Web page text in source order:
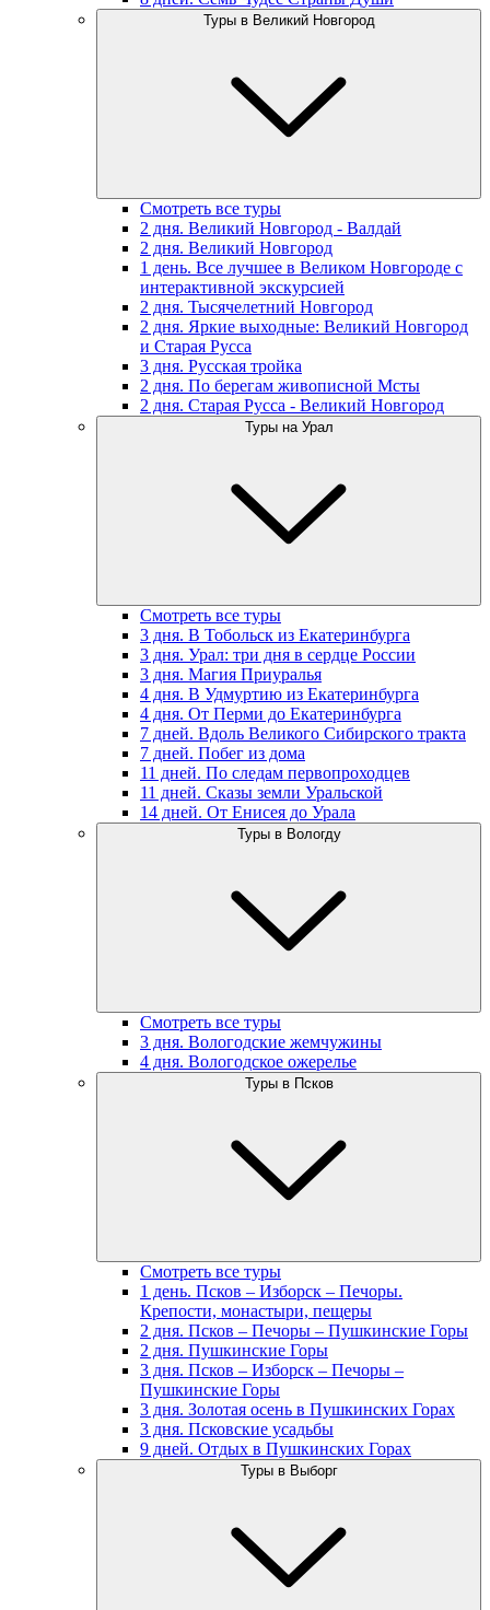
Туры в Великий Новгород
Смотреть все туры
2 дня. Великий Новгород - Валдай
2 дня. Великий Новгород
1 день. Все лучшее в Великом Новгороде с
интерактивной экскурсией
2 дня. Тысячелетний Новгород
2 дня. Яркие выходные: Великий Новгород
и Старая Русса
3 дня. Русская тройка
2 дня. По берегам живописной Мсты
2 дня. Старая Русса - Великий Новгород
Туры на Урал
Смотреть все туры
3 дня. В Тобольск из Екатеринбурга
3 дня. Урал: три дня в сердце России
3 дня. Магия Приуралья
4 дня. В Удмуртию из Екатеринбурга
4 дня. От Перми до Екатеринбурга
7 дней. Вдоль Великого Сибирского тракта
7 дней. Побег из дома
11 дней. По следам первопроходцев
11 дней. Сказы земли Уральской
14 дней. От Енисея до Урала
Туры в Вологду
Смотреть все туры
3 дня. Вологодские жемчужины
4 дня. Вологодское ожерелье
Туры в Псков
Смотреть все туры
1 день. Псков – Изборск – Печоры.
Крепости, монастыри, пещеры
2 дня. Псков – Печоры – Пушкинские Горы
2 дня. Пушкинские Горы
3 дня. Псков – Изборск – Печоры –
Пушкинские Горы
3 дня. Золотая осень в Пушкинских Горах
3 дня. Псковские усадьбы
9 дней. Отдых в Пушкинских Горах
Туры в Выборг